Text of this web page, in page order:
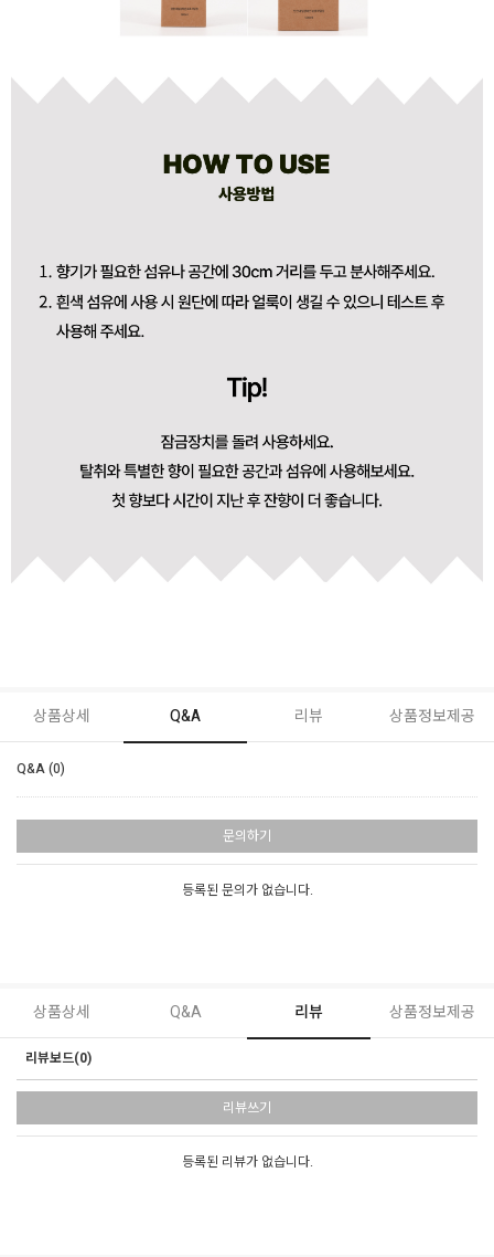
상품상세 Q&A 리뷰 상품정보제공
Q&A (0)
문의하기
등록된 문의가 없습니다.
상품상세 Q&A 리뷰 상품정보제공
리뷰보드(0)
리뷰쓰기
등록된 리뷰가 없습니다.